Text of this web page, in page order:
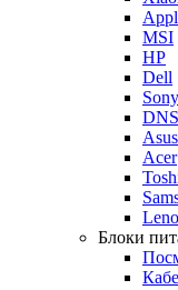
MSI
HP
Dell
Sony
DNS
Asus
Acer
Блоки